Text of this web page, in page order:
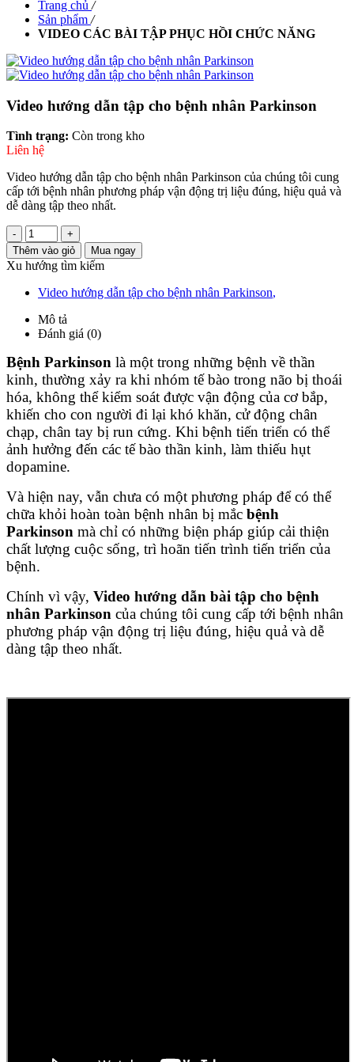
Trang chủ /
Sản phẩm /
VIDEO CÁC BÀI TẬP PHỤC HỒI CHỨC NĂNG
Video hướng dẫn tập cho bệnh nhân Parkinson
Tình trạng: Còn trong kho
Liên hệ
Video hướng dẫn tập cho bệnh nhân Parkinson của chúng tôi cung
cấp tới bệnh nhân phương pháp vận động trị liệu đúng, hiệu quả và
dễ dàng tập theo nhất.
-
+
Thêm vào giỏ
Mua ngay
Xu hướng tìm kiếm
Video hướng dẫn tập cho bệnh nhân Parkinson,
Mô tả
Đánh giá (0)
Bệnh Parkinson là một trong những bệnh về thần
kinh, thường xảy ra khi nhóm tế bào trong não bị thoái
hóa, không thể kiểm soát được vận động của cơ bắp,
khiến cho con người đi lại khó khăn, cử động chân
chạp, chân tay bị run cứng. Khi bệnh tiến triển có thể
ảnh hưởng đến các tế bào thần kinh, làm thiếu hụt
dopamine.
Và hiện nay, vẫn chưa có một phương pháp để có thể
chữa khỏi hoàn toàn bệnh nhân bị mắc bệnh
Parkinson mà chỉ có những biện pháp giúp cải thiện
chất lượng cuộc sống, trì hoãn tiến trình tiến triển của
bệnh.
Chính vì vậy, Video hướng dẫn bài tập cho bệnh
nhân Parkinson của chúng tôi cung cấp tới bệnh nhân
phương pháp vận động trị liệu đúng, hiệu quả và dễ
dàng tập theo nhất.